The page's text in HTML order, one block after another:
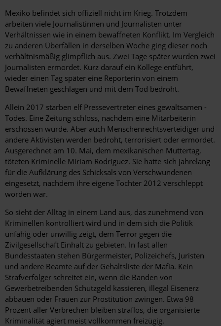
Mexiko befindet sich offiziell nicht im Krieg. Trotzdem
arbeiten viele Journalistinnen und Journalisten unter
Verhältnissen wie in einem bewaffneten Konflikt. Im Vergleich
zu anderen Überfällen in derselben Woche ging dieser noch
verhältnismäßig glimpflich aus. Zwei Tage später wurden zwei
Journalisten ermordet. Kurz darauf ein Kollege entführt,
wieder einen Tag später eine Reporterin von einem
Bewaffneten geschlagen und mit dem Tod bedroht.
Allein 2017 starben elf Pressevertreter eines gewaltsamen ­
Todes. Eine Zeitung schloss, nachdem eine Mitarbeiterin
erschossen wurde. Aber auch Menschenrechtsverteidiger und
­andere Aktivisten werden bedroht, terrorisiert oder ermordet.
Ausgerechnet am 10. Mai, dem mexikanischen Muttertag,
töteten Kriminelle Miriam Rodríguez. Sie hatte sich jahrelang
für die Aufklärung des Schicksals von Verschwundenen
eingesetzt, nachdem ihre eigene Tochter 2012 verschleppt
worden war.
So sieht der Alltag in einem Land aus, das zunehmend von
Kriminellen kontrolliert wird und in dem sich die Politik
unfähig oder unwillig zeigt, dem Terror gegen die
Zivilgesellschaft Einhalt zu gebieten. In fast allen
Bundesstaaten stehen Bürgermeister, Polizeichefs, Juristen
und andere Beamte auf der Gehaltsliste der Mafia. Kein
Strafverfolger schreitet ein, wenn die Banden von
Gewerbetreibenden Schutzgeld kassieren, illegal ­Eisenerz
abbauen oder Frauen zur Prostitution zwingen. Etwa 98
Prozent aller Verbrechen bleiben straflos, die organisierte
Kriminalität agiert meist vollkommen freizügig.